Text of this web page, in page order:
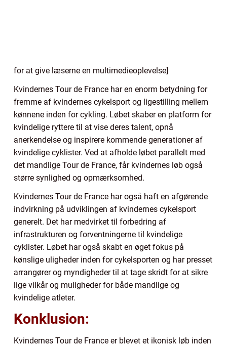
for at give læserne en multimedieoplevelse]
Kvindernes Tour de France har en enorm betydning for
fremme af kvindernes cykelsport og ligestilling mellem
kønnene inden for cykling. Løbet skaber en platform for
kvindelige ryttere til at vise deres talent, opnå
anerkendelse og inspirere kommende generationer af
kvindelige cyklister. Ved at afholde løbet parallelt med
det mandlige Tour de France, får kvindernes løb også
større synlighed og opmærksomhed.
Kvindernes Tour de France har også haft en afgørende
indvirkning på udviklingen af kvindernes cykelsport
generelt. Det har medvirket til forbedring af
infrastrukturen og forventningerne til kvindelige
cyklister. Løbet har også skabt en øget fokus på
kønslige uligheder inden for cykelsporten og har presset
arrangører og myndigheder til at tage skridt for at sikre
lige vilkår og muligheder for både mandlige og
kvindelige atleter.
Konklusion:
Kvindernes Tour de France er blevet et ikonisk løb inden